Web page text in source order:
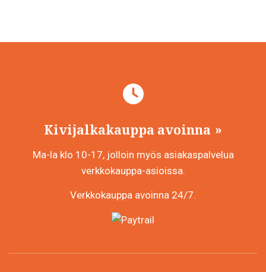
Kivijalkakauppa avoinna
Ma-la klo 10-17, jolloin myös asiakaspalvelua
verkkokauppa-asioissa.
Verkkokauppa avoinna 24/7.